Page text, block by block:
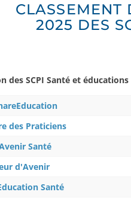
CLASSEMENT
2025 DES
SCPI Santé et éducations
des Praticiens
Santé
d'Avenir
Santé